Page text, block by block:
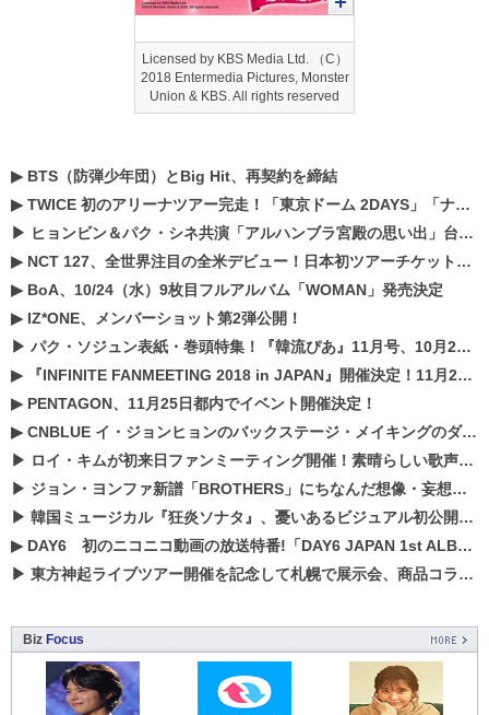
Licensed by KBS Media Ltd. （C）
2018 Entermedia Pictures, Monster
Union & KBS. All rights reserved
▶ BTS（防弾少年団）とBig Hit、再契約を締結
▶TWICE 初のアリーナツアー完走！「東京ドーム 2DAYS」「ナゴヤドーム1DAY」「京セラドーム1DAY」2019年ドームツアー開催決定！！
▶ ヒョンビン＆パク・シネ共演「アルハンブラ宮殿の思い出」台本読み現場を公開
▶ NCT 127、全世界注目の全米デビュー！日本初ツアーチケットが早くもプレミア化！？
▶ BoA、10/24（水）9枚目フルアルバム「WOMAN」発売決定
▶ IZ*ONE、メンバーショット第2弾公開！
▶ パク・ソジュン表紙・巻頭特集！『韓流ぴあ』11月号、10月22日（月）発売！
▶
『INFINITE FANMEETING 2018 in JAPAN』開催決定！11月21、22日にパシフィコ横浜にて実施
▶ PENTAGON、11月25日都内でイベント開催決定！
▶CNBLUE イ・ジョンヒョンのバックステージ・メイキングのダイジェスト映像が公開！
▶ ロイ・キムが初来日ファンミーティング開催！素晴らしい歌声に癒される贅沢な時間
▶ ジョン・ヨンファ新譜「BROTHERS」にちなんだ想像・妄想企画がスタート！
▶ 韓国ミュージカル『狂炎ソナタ』、憂いある​ビジュアル初公開!! 主役リョウク、SHIN、KENらのコメントが到着！
▶ DAY6 初のニコニコ動画の放送特番!「DAY6 JAPAN 1st ALBUM「UNLOCK」発売記念 ライブ@ニコ生」を配信決定!
▶ 東方神起ライブツアー開催を記念して札幌で展示会、商品コラボが実現！！
Biz Focus